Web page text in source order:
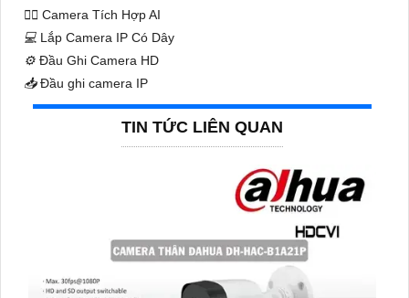
🧛‍♀️ Camera Tích Hợp AI
💻 Lắp Camera IP Có Dây
⚙️ Đầu Ghi Camera HD
📥Đầu ghi camera IP
TIN TỨC LIÊN QUAN